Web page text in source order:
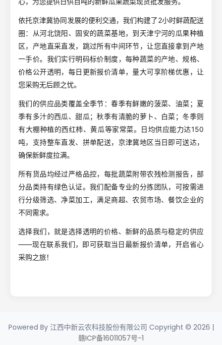
依托京津冀协同发展的便利交通，我们构建了2小时鲜蔬配送
圈：从河北饶阳、固安的蔬菜基地，到天津宁河的瓜果种植
区，产地直采直发，跳过所有中间环节，让您直接拿到产地
一手价。我们实行明码标价制度，每种蔬菜的产地、规格、
价格公开透明，每日更新报价清单，量大可享阶梯优惠，让
您采购无后顾之忧。
我们的供应品类覆盖全季节：春季有鲜嫩的菠菜、油菜；夏
季有多汁的西瓜、甜瓜；秋季有清脆的萝卜、白菜；冬季则
有大棚种植的西红柿、黄瓜等家常菜。日均供应能力达150
吨，支持整车直发、拼单配送，京津冀地区当日即可送达，
确保新鲜度拉满。
所有货品均经过严格品控，每批蔬菜附带农残检测报告，部
分品类持有绿色认证。我们配备专业的分拣团队，可按需进
行分级筛选、净菜加工，满足商超、农贸市场、餐饮企业的
不同需求。
选择我们，就是选择透明的价格、新鲜的品质与稳定的供应
——现在联系我们，即可获取当日最新报价清单，开启省心
采购之旅！
Powered By 江西中新云农科技股份有限公司 Copyright © 2026 |
赣ICP备16011057号-1